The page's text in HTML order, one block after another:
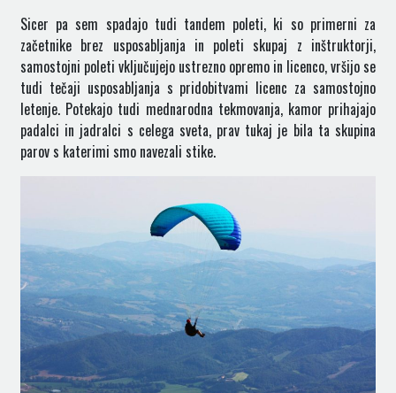
Sicer pa sem spadajo tudi tandem poleti, ki so primerni za
začetnike brez usposabljanja in poleti skupaj z inštruktorji,
samostojni poleti vključujejo ustrezno opremo in licenco, vršijo se
tudi tečaji usposabljanja s pridobitvami licenc za samostojno
letenje. Potekajo tudi mednarodna tekmovanja, kamor prihajajo
padalci in jadralci s celega sveta, prav tukaj je bila ta skupina
parov s katerimi smo navezali stike.